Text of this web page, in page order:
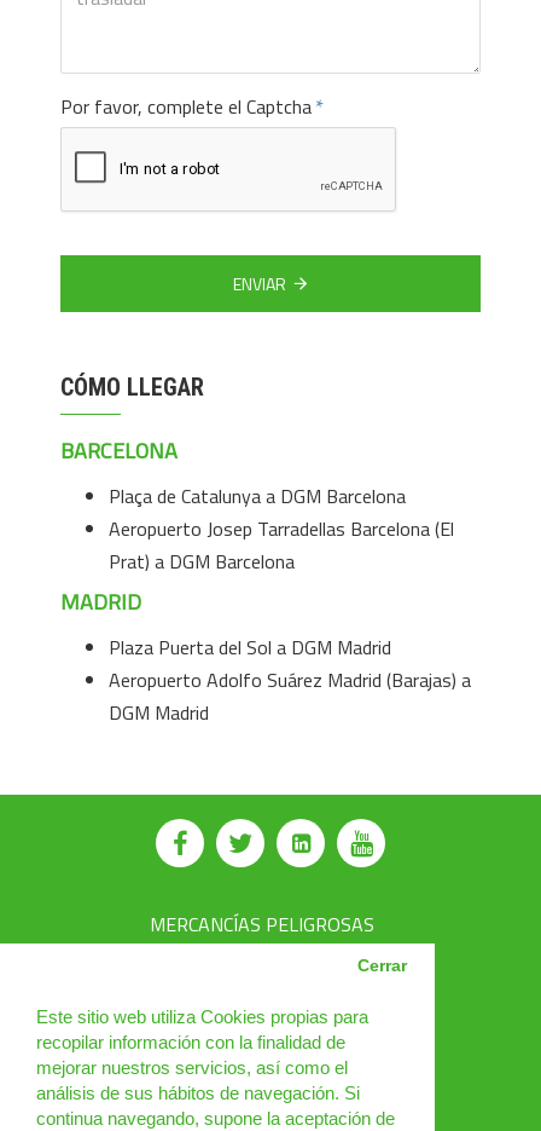
Este sitio web utiliza Cookies propias para
recopilar información con la finalidad de
mejorar nuestros servicios, así como el
análisis de sus hábitos de navegación. Si
continua navegando, supone la aceptación de
Cerrar
Por favor, complete el Captcha
ENVIAR
CÓMO LLEGAR
BARCELONA
Plaça de Catalunya a DGM Barcelona
Aeropuerto Josep Tarradellas Barcelona (El
Prat) a DGM Barcelona
MADRID
Plaza Puerta del Sol a DGM Madrid
Aeropuerto Adolfo Suárez Madrid (Barajas) a
DGM Madrid
MERCANCÍAS PELIGROSAS
PRODUCTOS
CURSOS
NOTICIAS